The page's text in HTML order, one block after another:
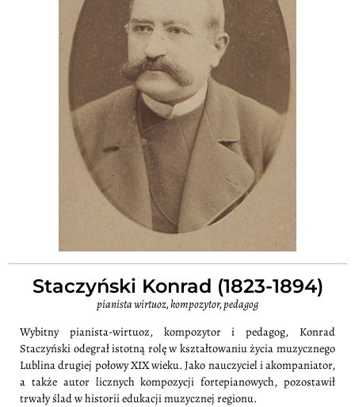
Staczyński Konrad (1823-1894)
pianista wirtuoz, kompozytor, pedagog
Wybitny pianista-wirtuoz, kompozytor i pedagog, Konrad
Staczyński odegrał istotną rolę w kształtowaniu życia muzycznego
Lublina drugiej połowy XIX wieku. Jako nauczyciel i akompaniator,
a także autor licznych kompozycji fortepianowych, pozostawił
trwały ślad w historii edukacji muzycznej regionu.